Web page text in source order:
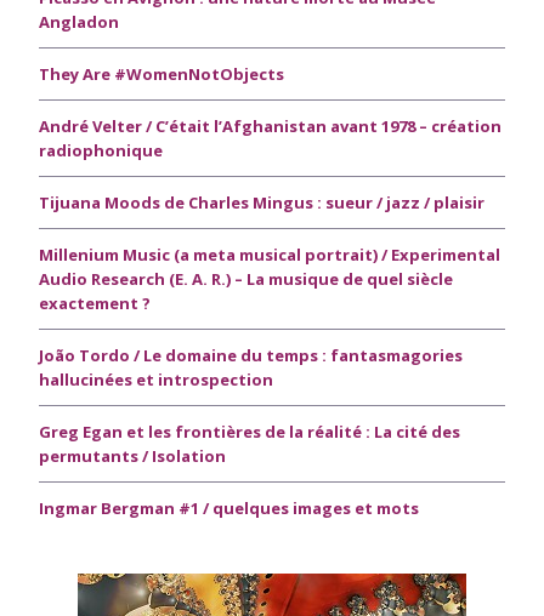
Angladon
They Are #WomenNotObjects
André Velter / C’était l’Afghanistan avant 1978 – création
radiophonique
Tijuana Moods de Charles Mingus : sueur / jazz / plaisir
Millenium Music (a meta musical portrait) / Experimental
Audio Research (E. A. R.) – La musique de quel siècle
exactement ?
João Tordo / Le domaine du temps : fantasmagories
hallucinées et introspection
Greg Egan et les frontières de la réalité : La cité des
permutants / Isolation
Ingmar Bergman #1 / quelques images et mots